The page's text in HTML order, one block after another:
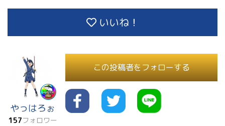
いいね！
やっはろぉ
157フォロワー
この投稿者をフォローする